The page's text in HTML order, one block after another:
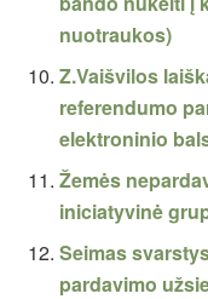
nuotraukos)
Z.Vaišvilos
referendumo
elektroninio
Žemės
iniciatyvinė
Seimas
pardavimo